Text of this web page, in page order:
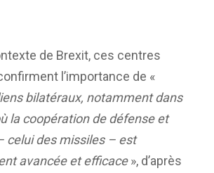
de Brexit, ces centres
l’importance de «
bilatéraux, notamment dans
la coopération de défense et
celui des missiles – est
avancée et efficace», d’après